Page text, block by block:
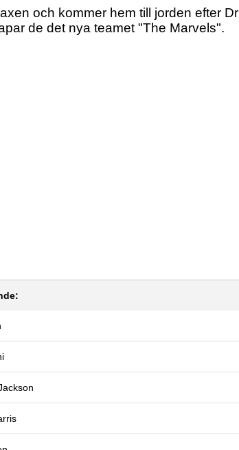
och kommer hem till jorden efter Dr
de det nya teamet "The Marvels".